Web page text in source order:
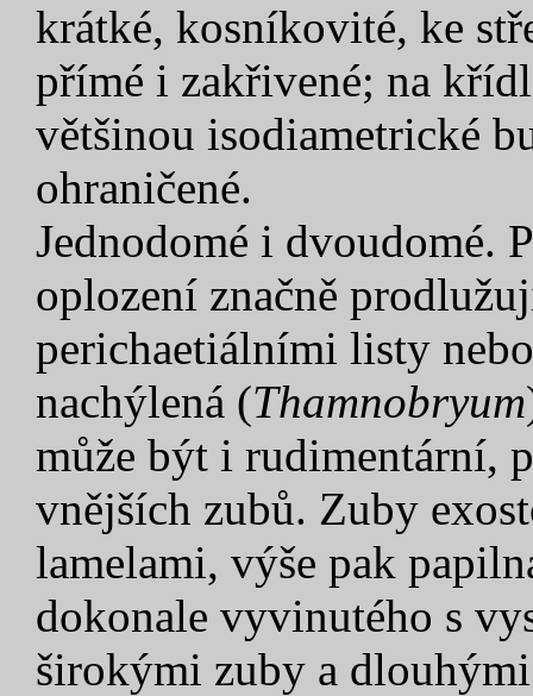
krátké, kosníkovité, ke
přímé i zakřivené; na
většinou isodiametrické
ohraničené.
Jednodomé i dvoudomé.
oplození značně
perichaetiálními listy
nachýlená (Thamnobryum
může být i rudimentární,
vnějších zubů. Zuby
lamelami, výše pak
dokonale vyvinutého s
širokými zuby a